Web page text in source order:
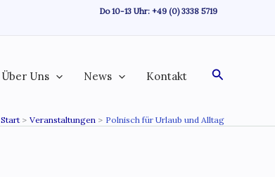
Do 10-13 Uhr: +49 (0) 3338 5719
Über Uns News Kontakt Suchen
Start Veranstaltungen Polnisch für Urlaub und Alltag